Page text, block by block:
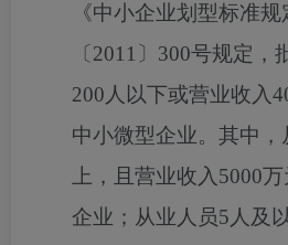
《中小企业划型标准
〔 2011〕300号规定，
200人以下或营业收入
中小微型企业。其中，
上，且营业收入5000
企业；从业人员5人及